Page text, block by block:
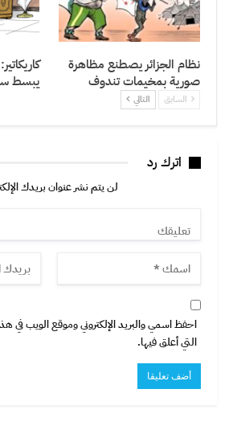
نظام الجزائر يصطنع مظاهرة
صورية بمخيمات تندوف
يبسط
السابق التالي
اترك رد
لن يتم نشر عنوان بريدك
احفظ اسمي والبريد الإلكتروني وموقع الويب في
التي أعلق فيها.